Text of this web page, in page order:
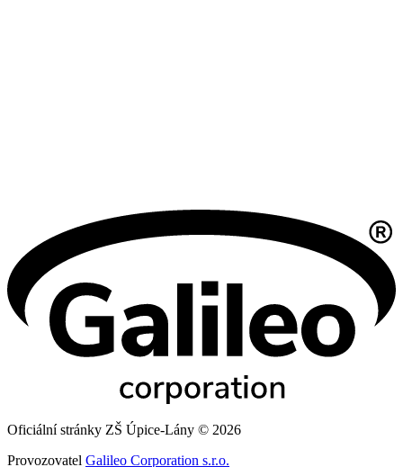
Oficiální stránky ZŠ Úpice-Lány © 2026
Provozovatel Galileo Corporation s.r.o.